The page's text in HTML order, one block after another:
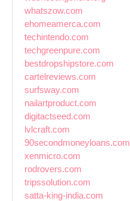
whatszow.com
ehomeamerca.com
techintendo.com
techgreenpure.com
bestdropshipstore.com
cartelreviews.com
surfsway.com
nailartproduct.com
digitactseed.com
lvlcraft.com
90secondmoneyloans.com
xenmicro.com
rodrovers.com
tripssolution.com
satta-king-india.com